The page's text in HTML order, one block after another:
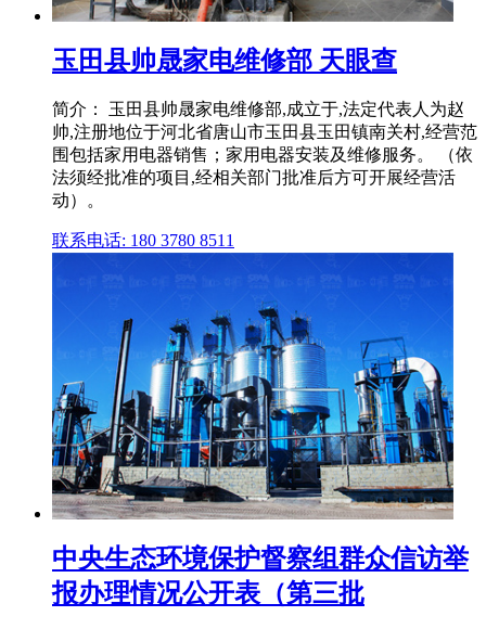
玉田县帅晟家电维修部 天眼查
简介： 玉田县帅晟家电维修部,成立于,法定代表人为赵
帅,注册地位于河北省唐山市玉田县玉田镇南关村,经营范
围包括家用电器销售；家用电器安装及维修服务。 （依
法须经批准的项目,经相关部门批准后方可开展经营活
动）。
联系电话: 180 3780 8511
中央生态环境保护督察组群众信访举
报办理情况公开表（第三批